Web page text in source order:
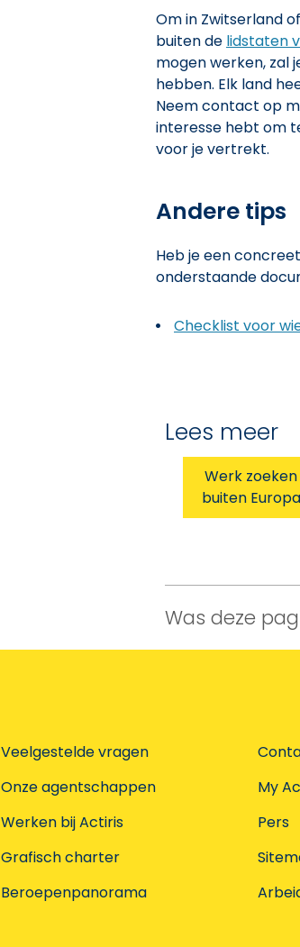
Om in Zwitserland
buiten de lidstaten
mogen werken, zal
hebben. Elk land
Neem contact op
interesse hebt om
voor je vertrekt.
Andere tips
Heb je een
onderstaande
Checklist voor
Lees meer
Werk zoeken
buiten Europa
Was deze
Veelgestelde vragen
Onze agentschappen
Werken bij Actiris
Grafisch charter
Beroepenpanorama
My
Pers